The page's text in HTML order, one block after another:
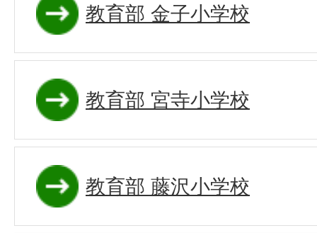
教育部 金子小学校
教育部 宮寺小学校
教育部 藤沢小学校